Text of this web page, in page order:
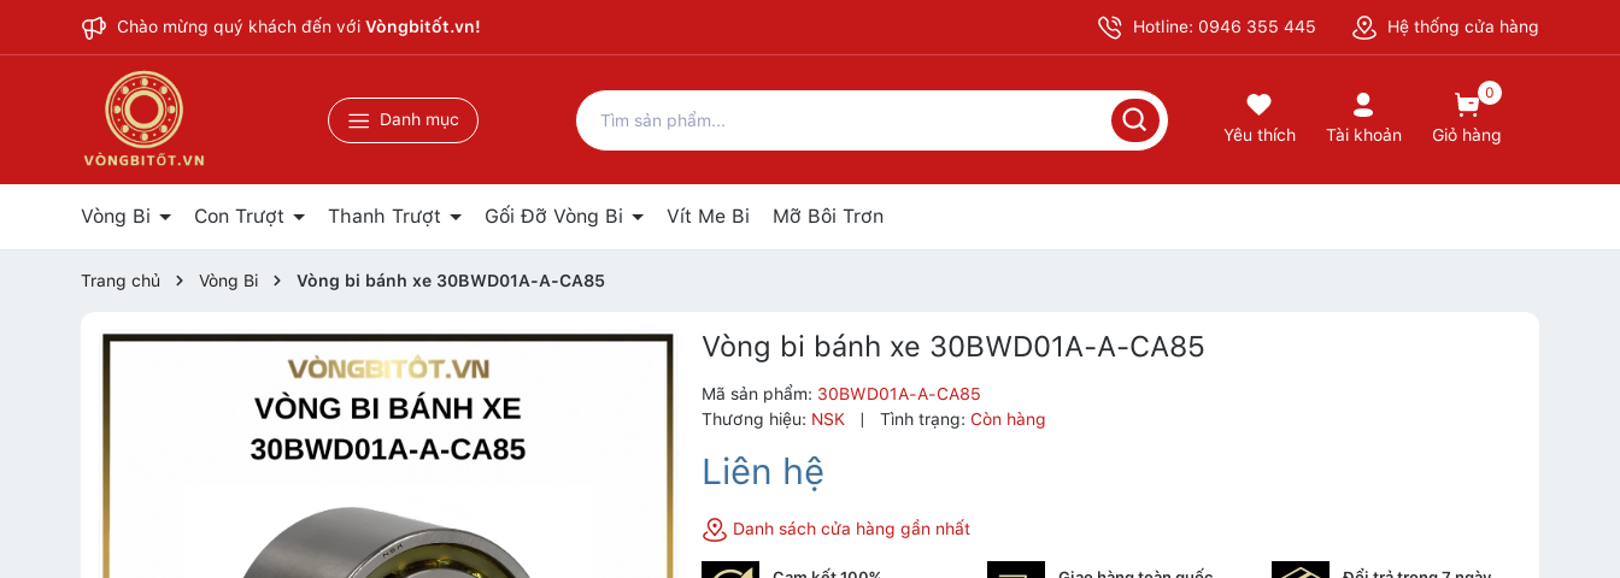
Chào mừng quý khách đến với Vòngbitốt.vn! Hotline: 0946 355 445 Hệ thống cửa hàng
Danh mục
Yêu thích Tài khoản
0
Giỏ hàng
Vòng Bi Con Trượt Thanh Trượt Gối Đỡ Vòng Bi Vít Me Bi Mỡ Bôi Trơn
Trang chủ Vòng Bi Vòng bi bánh xe 30BWD01A-A-CA85
Vòng bi bánh xe 30BWD01A-A-CA85
Mã sản phẩm: 30BWD01A-A-CA85
Thương hiệu: NSK | Tình trạng: Còn hàng
Liên hệ
Danh sách cửa hàng gần nhất